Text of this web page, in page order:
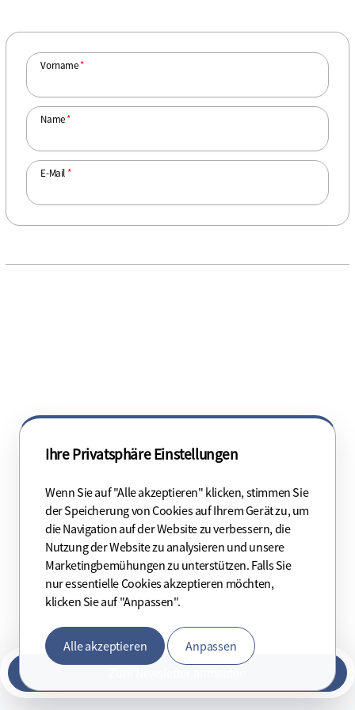
Vorname*
Name*
E-Mail*
Service provided by
Verschlüsselte Datenübertragung
Datenschutzerklärung|Impressum
Ihre Privatsphäre Einstellungen
Wenn Sie auf "Alle akzeptieren" klicken, stimmen Sie
der Speicherung von Cookies auf Ihrem Gerät zu, um
die Navigation auf der Website zu verbessern, die
Nutzung der Website zu analysieren und unsere
Marketingbemühungen zu unterstützen. Falls Sie
nur essentielle Cookies akzeptieren möchten,
klicken Sie auf "Anpassen".
Alle akzeptieren Anpassen